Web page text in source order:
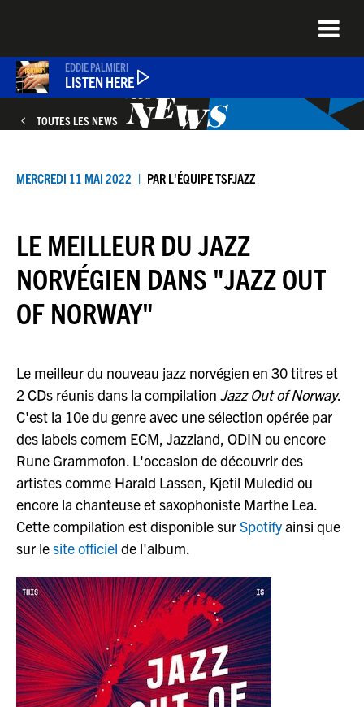
principal
PODCASTS
NEWS
QUEL ÉTAIT CE TITRE ?
JEU DU JOUR
JAZZENDA
ESPACEPREMIUM
EDDIE PALMIERI
LISTEN HERE
TOUTES LES NEWS
MERCREDI 11 MAI 2022 PAR L'ÉQUIPE TSFJAZZ
LE MEILLEUR DU JAZZ
NORVÉGIEN DANS "JAZZ OUT
OF NORWAY"
Le meilleur du nouveau jazz norvégien en 30 titres et
2 CDs réunis dans la compilation Jazz Out of Norway.
C'est la 10e du genre avec une sélection opérée par
des labels comem ECM, Jazzland, ODIN ou encore
Rune Grammofon. L'occasion de découvrir des
artistes comme Harald Lassen, Kjetil Muledid ou
encore la chanteuse et saxophoniste Marthe Lea.
Cette compilation est disponible surSpotifyainsi que
sur lesite officiel de l'album.